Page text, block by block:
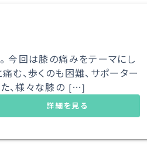
今回は膝の痛みをテーマにし
む、歩くのも困難、サポーター
た、様々な膝の […]
詳細を見る